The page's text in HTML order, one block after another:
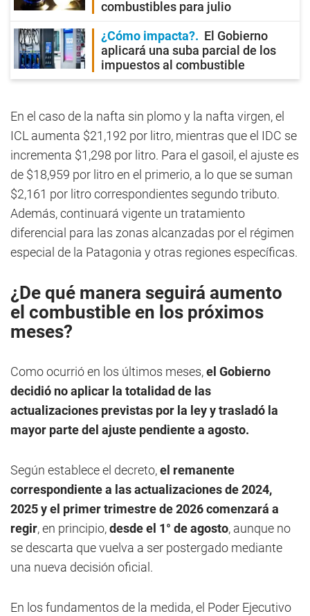
combustibles para julio
¿Cómo impacta?
El Gobierno
aplicará una suba parcial de los
impuestos al combustible
En el caso de la nafta sin plomo y la nafta virgen, el
ICL aumenta $21,192 por litro, mientras que el IDC se
incrementa $1,298 por litro. Para el gasoil, el ajuste es
de $18,959 por litro en el primerio, a lo que se suman
$2,161 por litro correspondientes segundo tributo.
Además, continuará vigente un tratamiento
diferencial para las zonas alcanzadas por el régimen
especial de la Patagonia y otras regiones específicas.
¿De qué manera seguirá aumento
el combustible en los próximos
meses?
Como ocurrió en los últimos meses,el Gobierno
decidió no aplicar la totalidad de las
actualizaciones previstas por la ley y trasladó la
mayor parte del ajuste pendiente a agosto.
Según establece el decreto,el remanente
correspondiente a las actualizaciones de 2024,
2025 y el primer trimestre de 2026 comenzará a
regir, en principio,desde el 1° de agosto, aunque no
se descarta que vuelva a ser postergado mediante
una nueva decisión oficial.
En los fundamentos de la medida, el Poder Ejecutivo